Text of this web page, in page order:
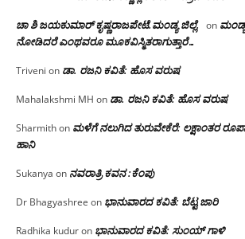
ಚಾ ಶಿ ಜಯಕುಮಾರ್ ಕೃಷ್ಣರಾಜಪೇಟೆ.ಮಂಡ್ಯ ಜಿಲ್ಲೆ. on
ನೋಡಿದರೆ ಎಂಥವರೂ ಮೂಕವಿಸ್ಮಿತರಾಗುತ್ತಾರೆ…
Triveni on ಡಾ. ರಜನಿ ಕವಿತೆ: ಹೊಸ ವರುಷ
Mahalakshmi MH on ಡಾ. ರಜನಿ ಕವಿತೆ: ಹೊಸ ವರುಷ
Sharmithon ಮಳೆಗೆ ನಲುಗಿದ ತುರುವೇಕೆರೆ: ಲಕ್ಷಾಂತರ
ಹಾನಿ
Sukanya on ನವರಾತ್ರಿ ಕವನ :ಕೆಂಪು
Dr Bhagyashree on ಭಾನುವಾರದ ಕವಿತೆ: ಬೆಟ್ಟ ಜಾರಿ
Radhika kuduron ಭಾನುವಾರದ ಕವಿತೆ: ಸುಂಯ್ ಗಾಳಿ